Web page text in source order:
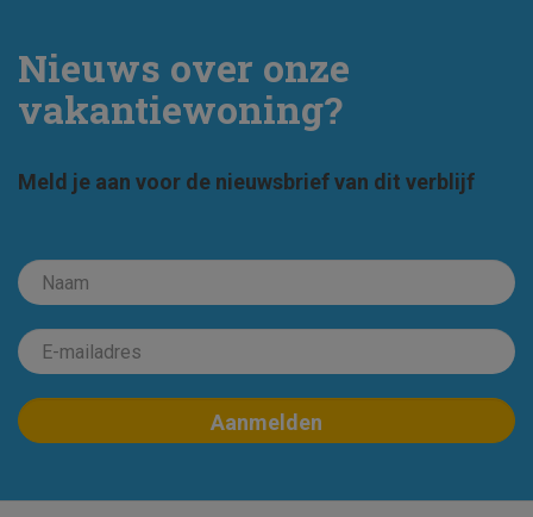
Nieuws over onze
vakantiewoning?
Meld je aan voor de nieuwsbrief van dit verblijf